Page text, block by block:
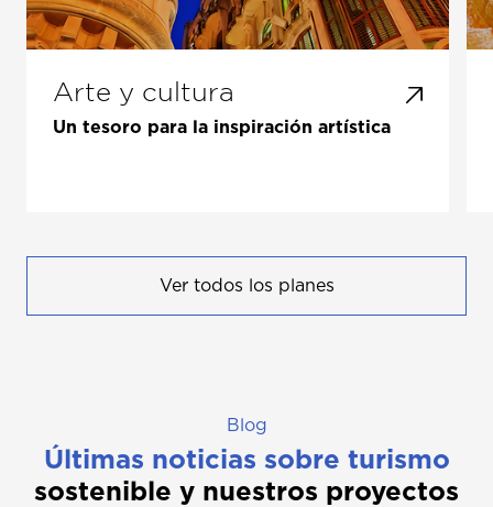
Arte y cultura
Un tesoro para la inspiración artística
Ver todos los planes
Blog
Últimas noticias sobre turismo
sostenible y nuestros proyectos